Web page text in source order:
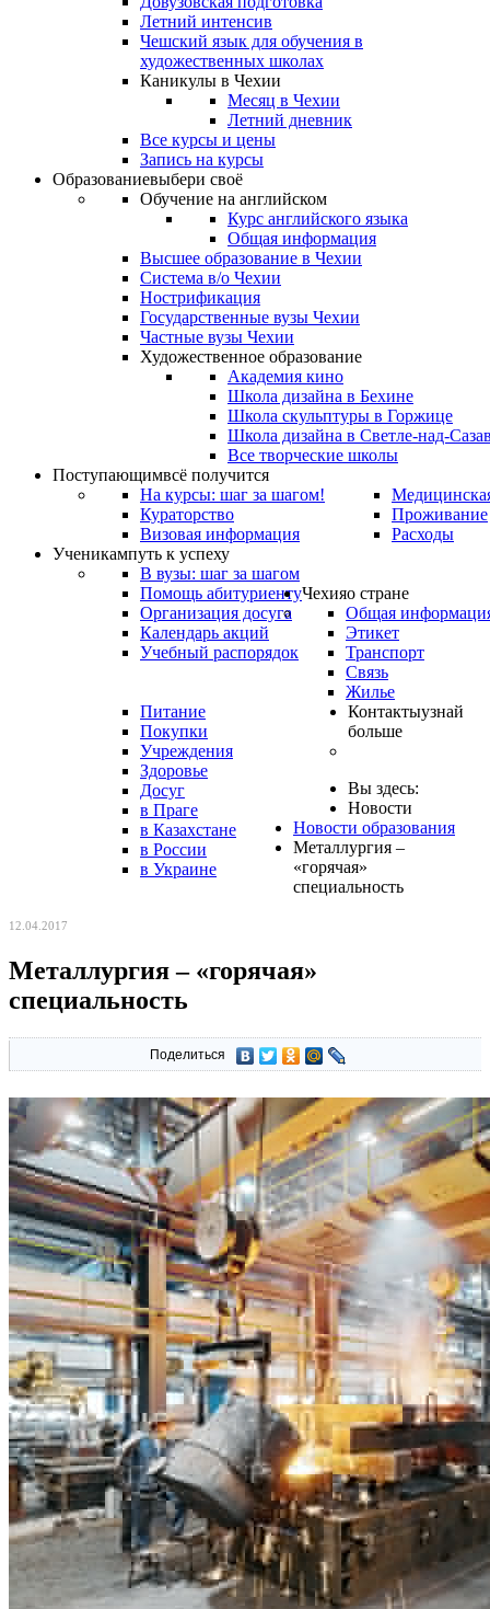
Летний интенсив
Чешский язык для обучения в
художественных школах
Каникулы в Чехии
Месяц в Чехии
Летний дневник
Все курсы и цены
Запись на курсы
Образованиевыбери своё
Обучение на английском
Курс английского языка
Общая информация
Высшее образование в Чехии
Система в/о Чехии
Нострификация
Государственные вузы Чехии
Частные вузы Чехии
Художественное образование
Академия кино
Школа дизайна в Бехине
Школа скульптуры в Горжице
Школа дизайна в Светле-над-
Все творческие школы
Поступающимвсё получится
На курсы: шаг за шагом!
Кураторство
Визовая информация
Проживание
Расходы
Ученикампуть к успеху
В вузы: шаг за шагом
Помощь абитуриенту
Организация досуга
Календарь акций
Учебный распорядок
Чехияо стране
Общая
Этикет
Транспорт
Связь
Жилье
Питание
Покупки
Учреждения
Здоровье
Досуг
Контактыузнай
больше
в Праге
в Казахстане
в России
в Украине
Вы здесь:
Новости
Новости образования
Металлургия –
«горячая»
специальность
12.04.2017
Металлургия – «горячая»
специальность
Поделиться